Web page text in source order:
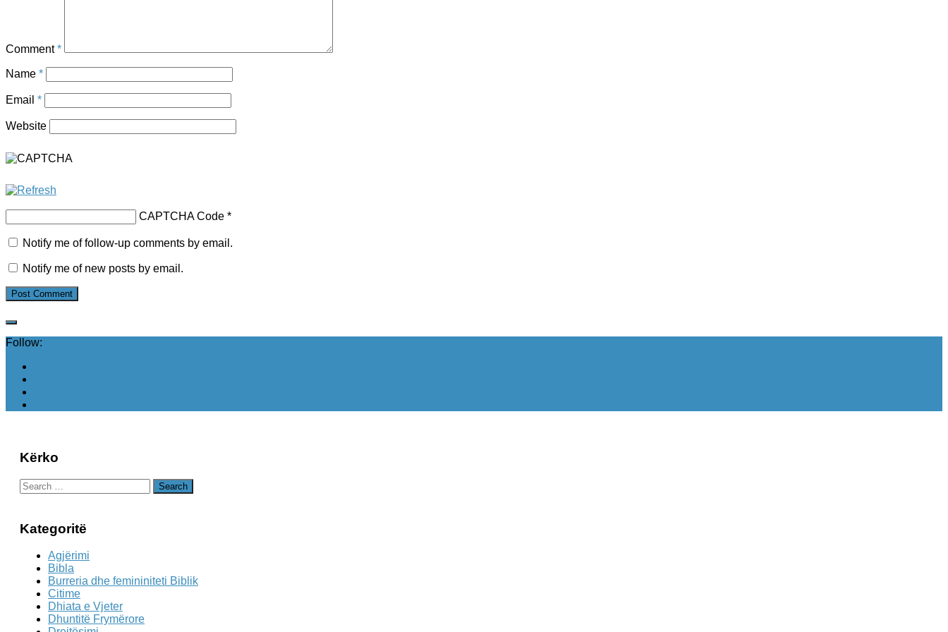
Comment*
Name *
Email *
Website
CAPTCHA Code *
Notify me of follow-up comments by email.
Notify me of new posts by email.
Follow:
Kërko
Search
for:
Kategoritë
Agjërimi
Bibla
Burreria dhe femininiteti Biblik
Citime
Dhiata e Vjeter
Dhuntitë Frymërore